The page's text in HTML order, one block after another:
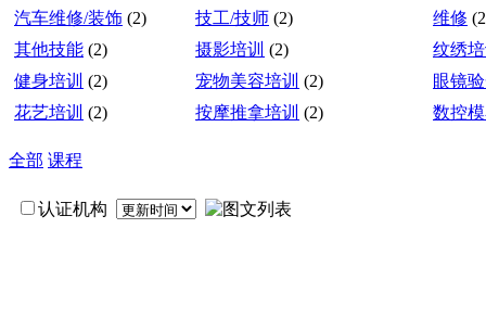
汽车维修/装饰 (2) 技工/技师 (2) 维修
其他技能 (2) 摄影培训 (2)
纹绣
健身培训 (2) 宠物美容培训 (2)
眼镜
花艺培训 (2) 按摩推拿培训 (2) 数控
全部 课程
认证机构